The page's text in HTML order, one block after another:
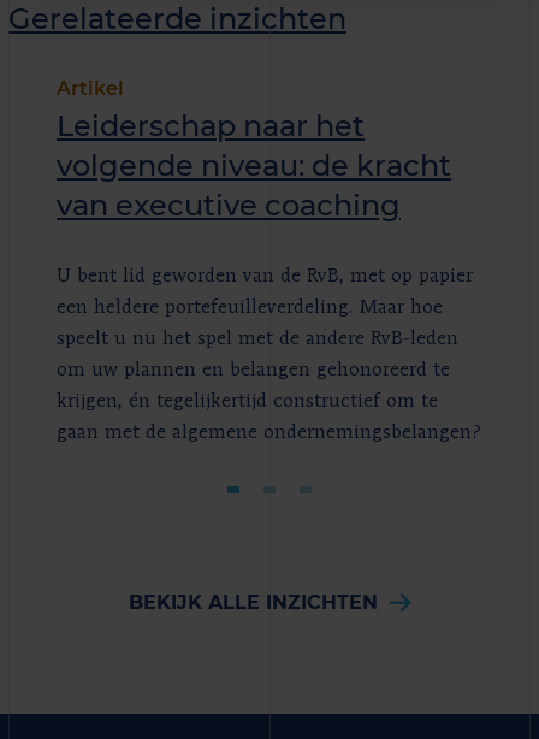
Gerelateerde inzichten
Artikel
Leiderschap naar het
volgende niveau: de kracht
van executive coaching
U bent lid geworden van de RvB, met op papier
een heldere portefeuilleverdeling. Maar hoe
speelt u nu het spel met de andere RvB-leden
om uw plannen en belangen gehonoreerd te
krijgen, én tegelijkertijd constructief om te
gaan met de algemene ondernemingsbelangen?
BEKIJK ALLE INZICHTEN